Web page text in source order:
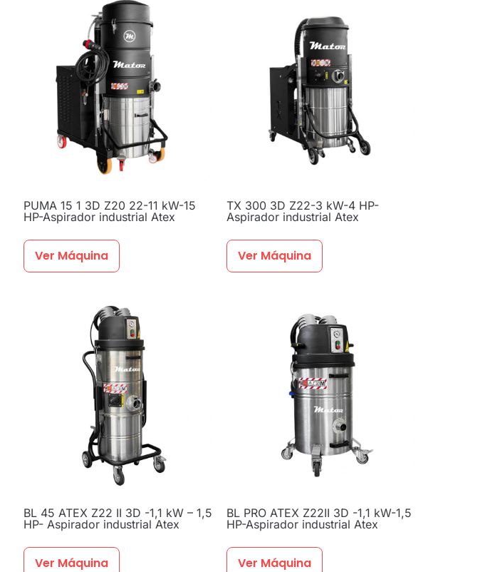
PUMA 15 1 3D Z20 22-11 kW-15
HP-Aspirador industrial Atex
Ver Máquina
TX 300 3D Z22-3 kW-4 HP-
Aspirador industrial Atex
Ver Máquina
BL 45 ATEX Z22 II 3D -1,1 kW – 1,5
HP- Aspirador industrial Atex
Ver Máquina
BL PRO ATEX Z22II 3D -1,1 kW-1,5
HP-Aspirador industrial Atex
Ver Máquina